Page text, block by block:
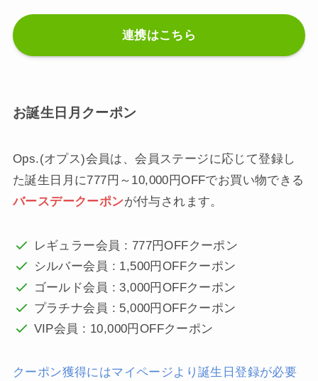
連携はこちら
お誕生日月クーポン
Ops.(オプス)会員は、会員ステージに応じて登録し
た誕生日月に777円～10,000円OFFでお買い物できる
バースデークーポンが付与されます。
レギュラー会員 : 777円OFFクーポン
シルバー会員 : 1,500円OFFクーポン
ゴールド会員 : 3,000円OFFクーポン
プラチナ会員 : 5,000円OFFクーポン
VIP会員 : 10,000円OFFクーポン
クーポン獲得にはマイページより誕生日登録が必要